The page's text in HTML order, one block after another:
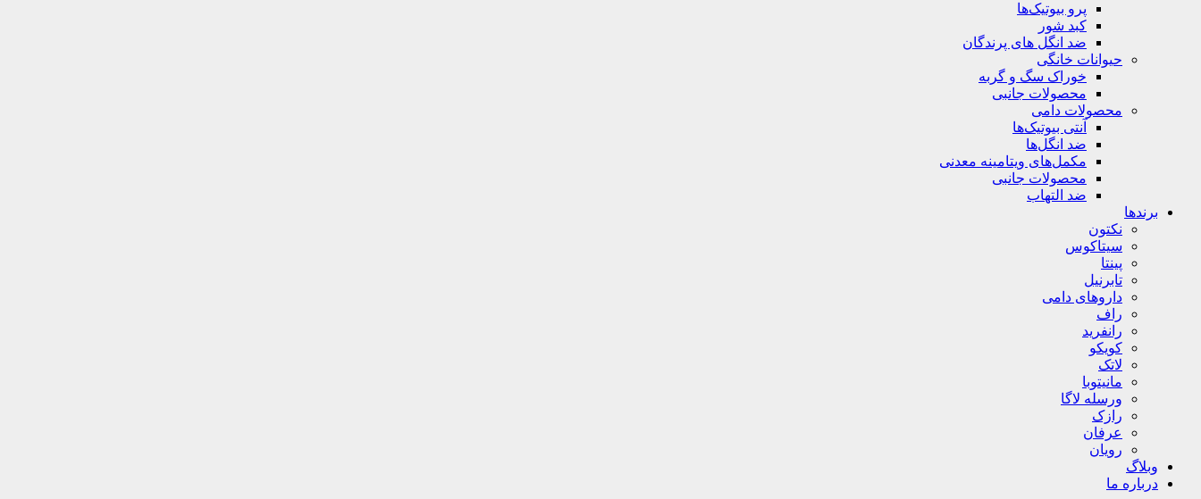
پرو بیوتیک‌ها
کبد شور
ضد انگل های پرندگان
حیوانات خانگی
خوراک سگ و گربه
محصولات جانبی
محصولات دامی
آنتی بیوتیک‌ها
ضد انگل‌ها
مکمل‌های ویتامینه معدنی
محصولات جانبی
ضد التهاب
برندها
نکتون
سیتاکوس
پینتا
تابرنیل
داروهای دامی
راف
رانفرید
کویکو
لاتک
مانیتوبا
ورسله لاگا
رازک
عرفان
رویان
وبلاگ
درباره ما